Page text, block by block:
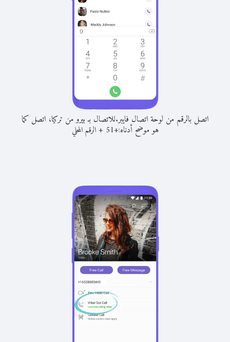
اتصل بالرقم من لوحة اتصال فايبر.للاتصال بـ بيرو من تركيا، اتصل كما
هو موضح أدناه:+
51
+الرقم المحلي